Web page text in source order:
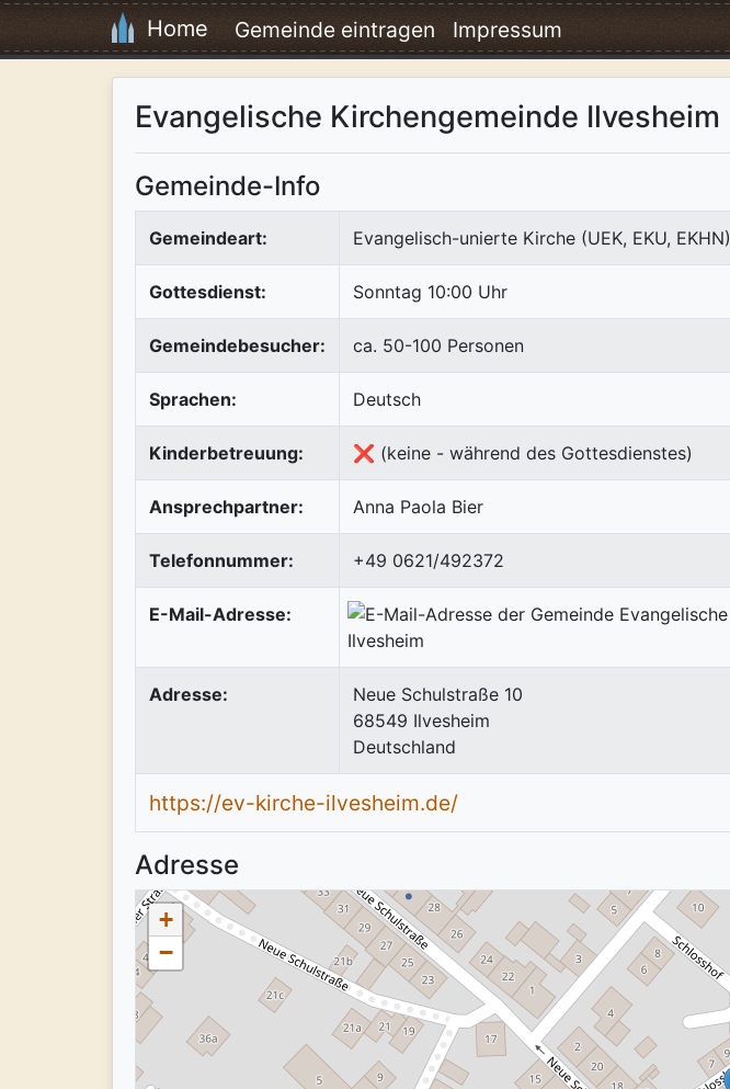
Home Gemeinde eintragen Impressum
Evangelische Kirchengemeinde Ilvesheim
Gemeinde-Info
Gemeindeart: Evangelisch-unierte Kirche (UEK, EKU, EKHN)
Gottesdienst: Sonntag 10:00 Uhr
Gemeindebesucher: ca. 50-100 Personen
Sprachen: Deutsch
Kinderbetreuung: ❌ (keine - während des Gottesdienstes)
Ansprechpartner: Anna Paola Bier
Telefonnummer: +49 0621/492372
E-Mail-Adresse:
Adresse:
Neue Schulstraße 10
68549 Ilvesheim
Deutschland
https://ev-kirche-ilvesheim.de/
Adresse
+
−